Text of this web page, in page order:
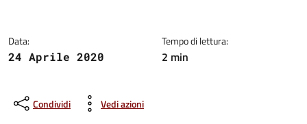
Data:
24 Aprile 2020
Tempo di lettura:
2 min
Condividi Vedi azioni